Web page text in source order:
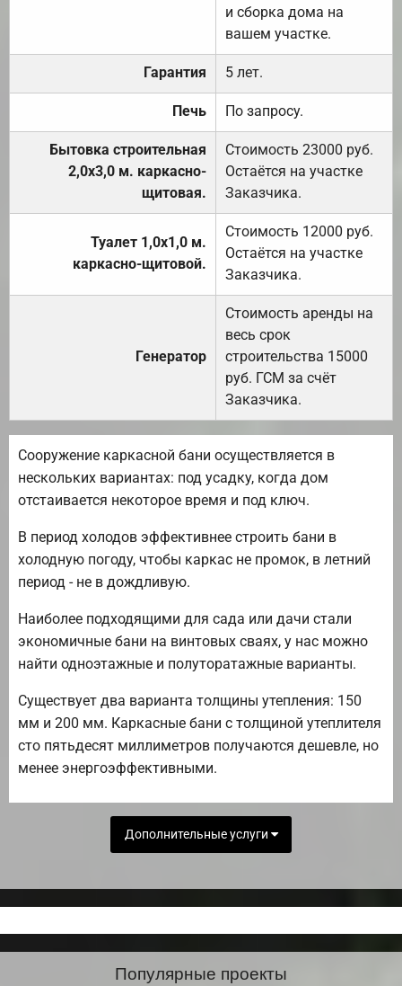
и сборка дома на
вашем участке.
Гарантия 5 лет.
Печь По запросу.
Бытовка строительная
2,0х3,0 м. каркасно-
щитовая.
Стоимость 23000 руб.
Остаётся на участке
Заказчика.
Туалет 1,0х1,0 м.
каркасно-щитовой.
Стоимость 12000 руб.
Остаётся на участке
Заказчика.
Генератор
Стоимость аренды на
весь срок
строительства 15000
руб. ГСМ за счёт
Заказчика.
Сооружение каркасной бани осуществляется в
нескольких вариантах: под усадку, когда дом
отстаивается некоторое время и под ключ.
В период холодов эффективнее строить бани в
холодную погоду, чтобы каркас не промок, в летний
период - не в дождливую.
Наиболее подходящими для сада или дачи стали
экономичные бани на винтовых сваях, у нас можно
найти одноэтажные и полуторатажные варианты.
Существует два варианта толщины утепления: 150
мм и 200 мм. Каркасные бани с толщиной утеплителя
сто пятьдесят миллиметров получаются дешевле, но
менее энергоэффективными.
Дополнительные услуги
Популярные проекты